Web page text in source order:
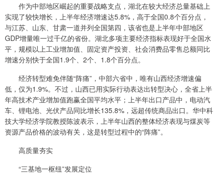
作为中部地区崛起的重要战略支点，湖北在较大经济总量基础上
实现了较快增长，上半年经济增速达5.8%，高于全国0.8个百分点，
与江苏、山东、甘肃一道并列全国第四，该省也是上半年中部地区
GDP增量唯一过千亿的省份。湖北多项主要经济指标表现好于全国水
平，规模以上工业增加值、固定资产投资、社会消费品零售总额同比
增速分别快于全国1.9个、2个、1.8个百分点。
经济转型难免伴随“阵痛”，中部六省中，唯有山西经济增速偏
低，仅为1.9%。不过，山西已用实际行动表达出转型决心，全省上半
年高技术产业增加值跑赢全国平均水平；上半年出口产品中，电动汽
车、锂电池、光伏产品同比增长135.8%，远超传统商品出口。华中科
技大学经济学院教授陈波表示，上半年山西的整体经济表现与煤炭等
资源产品价格的波动有关，这是转型过程中的“阵痛”。
高质量夯实
“三基地一枢纽”发展定位